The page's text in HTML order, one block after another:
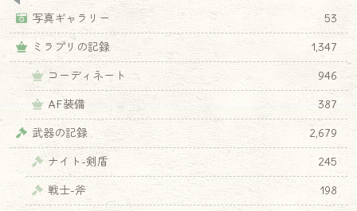
写真ギャラリー
53
ミラプリの記録
1,347
コーディネート
946
AF装備
387
武器の記録
2,679
ナイト-剣盾
245
戦士-斧
198